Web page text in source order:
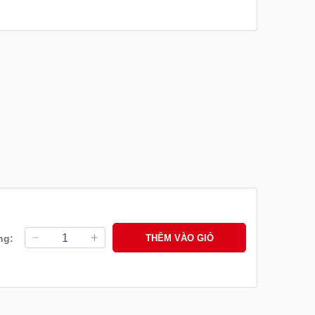
#pattangsenex150
THÊM VÀO GIỎ